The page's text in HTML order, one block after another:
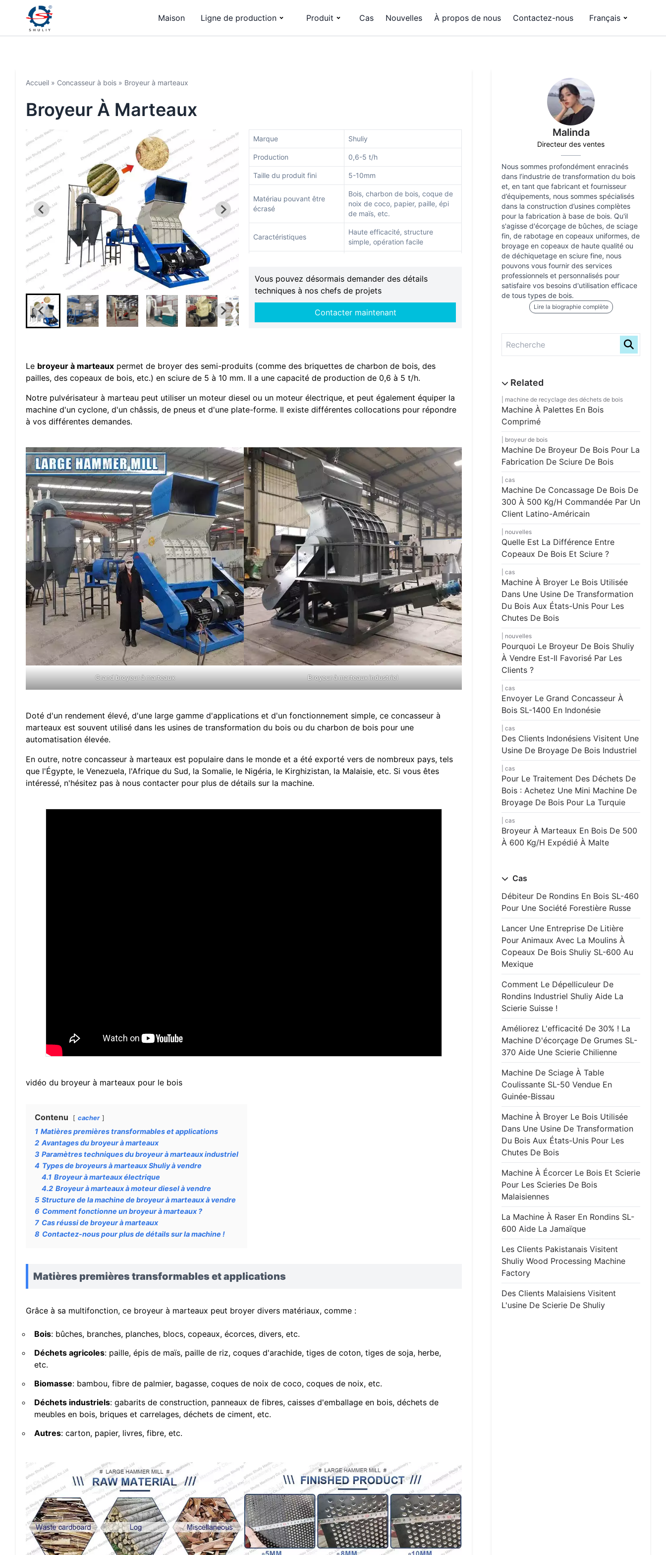
Maison Ligne de production Produit Cas Nouvelles À propos de nous Contactez-nous Français
Accueil » Concasseur à bois » Broyeur à marteaux
Broyeur À Marteaux
Marque Shuliy
Production 0,6-5 t/h
Taille du produit fini 5-10mm
Matériau pouvant être
écrasé
Bois, charbon de bois, coque de
noix de coco, papier, paille, épi
de maïs, etc.
Caractéristiques
Haute efficacité, structure
simple, opération facile
Application
papeterie, exploitation agricole,
etc.
Période de garantie Un ans
Vous pouvez désormais demander des détails
techniques à nos chefs de projets
Contacter maintenant
Le broyeur à marteaux permet de broyer des semi-produits (comme des briquettes de charbon de bois, des
pailles, des copeaux de bois, etc.) en sciure de 5 à 10 mm. Il a une capacité de production de 0,6 à 5 t/h.
Notre pulvérisateur à marteau peut utiliser un moteur diesel ou un moteur électrique, et peut également équiper la
machine d'un cyclone, d'un châssis, de pneus et d'une plate-forme. Il existe différentes collocations pour répondre
à vos différentes demandes.
Grand broyeur à marteaux Broyeur à marteaux industriel
Doté d'un rendement élevé, d'une large gamme d'applications et d'un fonctionnement simple, ce concasseur à
marteaux est souvent utilisé dans les usines de transformation du bois ou du charbon de bois pour une
automatisation élevée.
En outre, notre concasseur à marteaux est populaire dans le monde et a été exporté vers de nombreux pays, tels
que l'Égypte, le Venezuela, l'Afrique du Sud, la Somalie, le Nigéria, le Kirghizistan, la Malaisie, etc. Si vous êtes
intéressé, n'hésitez pas à nous contacter pour plus de détails sur la machine.
vidéo du broyeur à marteaux pour le bois
Contenu cacher
1 Matières premières transformables et applications
2 Avantages du broyeur à marteaux
3 Paramètres techniques du broyeur à marteaux industriel
4 Types de broyeurs à marteaux Shuliy à vendre
4.1 Broyeur à marteaux électrique
4.2 Broyeur à marteaux à moteur diesel à vendre
5 Structure de la machine de broyeur à marteaux à vendre
6 Comment fonctionne un broyeur à marteaux ?
7 Cas réussi de broyeur à marteaux
8 Contactez-nous pour plus de détails sur la machine !
Matières premières transformables et applications
Grâce à sa multifonction, ce broyeur à marteaux peut broyer divers matériaux, comme :
Bois: bûches, branches, planches, blocs, copeaux, écorces, divers, etc.
Déchets agricoles: paille, épis de maïs, paille de riz, coques d'arachide, tiges de coton, tiges de soja, herbe,
etc.
Biomasse: bambou, fibre de palmier, bagasse, coques de noix de coco, coques de noix, etc.
Déchets industriels: gabarits de construction, panneaux de fibres, caisses d'emballage en bois, déchets de
meubles en bois, briques et carrelages, déchets de ciment, etc.
Autres: carton, papier, livres, fibre, etc.
Malinda
Directeur des ventes
Nous sommes profondément enracinés
dans l’industrie de transformation du bois
et, en tant que fabricant et fournisseur
d’équipements, nous sommes spécialisés
dans la construction d’usines complètes
pour la fabrication à base de bois. Qu'il
s'agisse d'écorçage de bûches, de sciage
fin, de rabotage en copeaux uniformes, de
broyage en copeaux de haute qualité ou
de déchiquetage en sciure fine, nous
pouvons vous fournir des services
professionnels et personnalisés pour
satisfaire vos besoins d'utilisation efficace
de tous types de bois.
Lire la biographie complète
machine de recyclage des déchets de bois
Machine À Palettes En Bois
Comprimé
broyeur de bois
Machine De Broyeur De Bois Pour La
Fabrication De Sciure De Bois
cas
Machine De Concassage De Bois De
300 À 500 Kg/h Commandée Par Un
Client Latino-Américain
nouvelles
Quelle Est La Différence Entre
Copeaux De Bois Et Sciure ?
cas
Machine À Broyer Le Bois Utilisée
Dans Une Usine De Transformation
Du Bois Aux États-Unis Pour Les
Chutes De Bois
nouvelles
Pourquoi Le Broyeur De Bois Shuliy
À Vendre Est-Il Favorisé Par Les
Clients ?
cas
Envoyer Le Grand Concasseur À
Bois SL-1400 En Indonésie
cas
Des Clients Indonésiens Visitent Une
Usine De Broyage De Bois Industriel
cas
Pour Le Traitement Des Déchets De
Bois : Achetez Une Mini Machine De
Broyage De Bois Pour La Turquie
cas
Broyeur À Marteaux En Bois De 500
À 600 Kg/h Expédié À Malte
Cas
Débiteur De Rondins En Bois SL-460
Pour Une Société Forestière Russe
Lancer Une Entreprise De Litière
Pour Animaux Avec La Moulins À
Copeaux De Bois Shuliy SL-600 Au
Mexique
Comment Le Dépelliculeur De
Rondins Industriel Shuliy Aide La
Scierie Suisse !
Améliorez L'efficacité De 30% ! La
Machine D'écorçage De Grumes SL-
370 Aide Une Scierie Chilienne
Machine De Sciage À Table
Coulissante SL-50 Vendue En
Guinée-Bissau
Machine À Broyer Le Bois Utilisée
Dans Une Usine De Transformation
Du Bois Aux États-Unis Pour Les
Chutes De Bois
Machine À Écorcer Le Bois Et Scierie
Pour Les Scieries De Bois
Malaisiennes
La Machine À Raser En Rondins SL-
600 Aide La Jamaïque
Les Clients Pakistanais Visitent
Shuliy Wood Processing Machine
Factory
Des Clients Malaisiens Visitent
L'usine De Scierie De Shuliy